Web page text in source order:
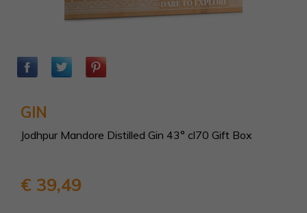
GIN
Jodhpur Mandore Distilled Gin 43° cl70 Gift Box
€ 39,49